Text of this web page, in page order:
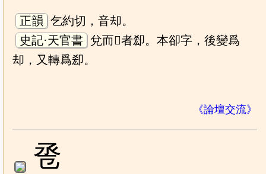
正韻 乞約切，音却。
史記·天官書 兌而𤰞者㕁。本卻字，後變爲
却，又轉爲㕁。
《論壇交流》
卺